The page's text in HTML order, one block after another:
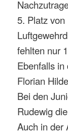
5. Platz
fehlten nur
Ebenfalls
Florian
Bei den
Rudewig
Auch in der